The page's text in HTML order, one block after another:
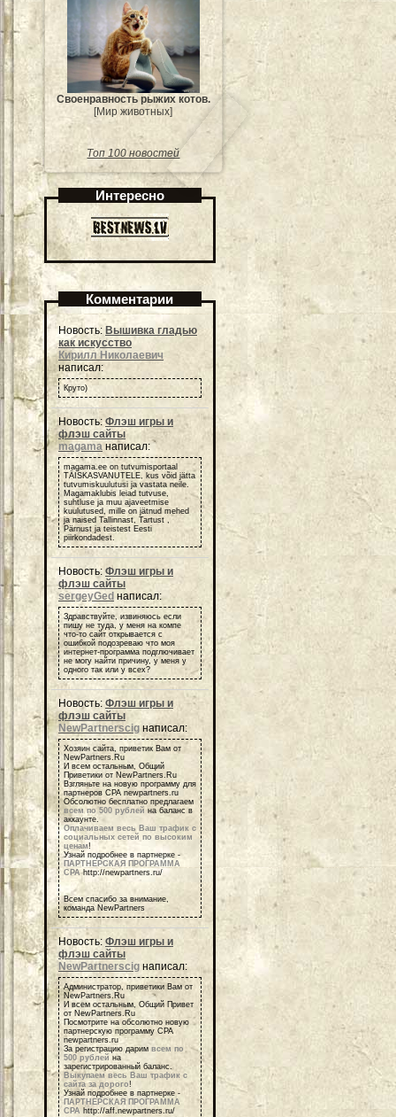
Своенравность рыжих котов.
[Мир животных]
Топ 100 новостей
Интересно
Комментарии
Новость: Вышивка гладью
как искусство
Кирилл Николаевич
написал:
Круто)
Новость: Флэш игры и
флэш сайты
magama написал:
magama.ee on tutvumisportaal
TÄISKASVANUTELE, kus võid jätta
tutvumiskuulutusi ja vastata neile.
Magamaklubis leiad tutvuse,
suhtluse ja muu ajaveetmise
kuulutused, mille on jätnud mehed
ja naised Tallinnast, Tartust ,
Pärnust ja teistest Eesti
piirkondadest.
Новость: Флэш игры и
флэш сайты
sergeyGed написал:
Здравствуйте, извиняюсь если
пишу не туда, у меня на компе
что-то сайт открывается с
ошибкой подозреваю что моя
интернет-программа подглючивает
не могу найти причину, у меня у
одного так или у всех?
Новость: Флэш игры и
флэш сайты
NewPartnerscig написал:
Хозяин сайта, приветик Вам от
NewPartners.Ru
И всем остальным, Общий
Приветики от NewPartners.Ru
Взгляньте на новую программу для
партнеров СРА newpartners.ru
Обсолютно бесплатно предлагаем
всем по 500 рублей на баланс в
аккаунте.
Оплачиваем весь Ваш трафик с
социальных сетей по высоким
ценам!
Узнай подробнее в партнерке -
ПАРТНЕРСКАЯ ПРОГРАММА
СРАhttp://newpartners.ru/
Всем спасибо за внимание,
команда NewPartners
Новость: Флэш игры и
флэш сайты
NewPartnerscig написал:
Администратор, приветики Вам от
NewPartners.Ru
И всем остальным, Общий Привет
от NewPartners.Ru
Посмотрите на обсолютно новую
партнерскую программу СРА
newpartners.ru
За регистрацию дарим всем по
500 рублей на
зарегистрированный баланс.
Выкупаем весь Ваш трафик с
сайта за дорого!
Узнай подробнее в партнерке -
ПАРТНЕРСКАЯ ПРОГРАММА
СРА http://aff.newpartners.ru/